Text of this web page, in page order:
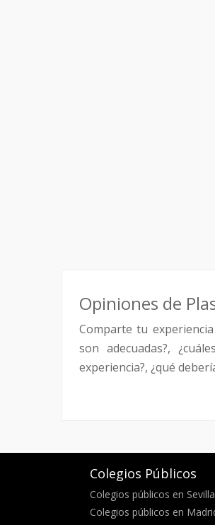
Opiniones de
Comparte tu
son adecuadas?,
experiencia?, ¿qué
Colegios Públicos
Colegios públicos en Sevilla
Colegios públicos en